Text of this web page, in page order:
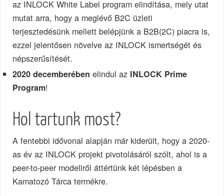
az INLOCK White Label program elindítása, mely utat
mutat arra, hogy a meglévő B2C üzleti
terjesztedésünk mellett belépjünk a B2B(2C) piacra is,
ezzel jelentősen növelve az INLOCK ismertségét és
népszerűsítését.
2020 decemberében elindul az INLOCK Prime
Program!
Hol tartunk most?
A fentebbi idővonal alapján már kiderült, hogy a 2020-
as év az INLOCK projekt pivotolásáról szólt, ahol is a
peer-to-peer modellről áttértünk két lépésben a
Kamatozó Tárca termékre.